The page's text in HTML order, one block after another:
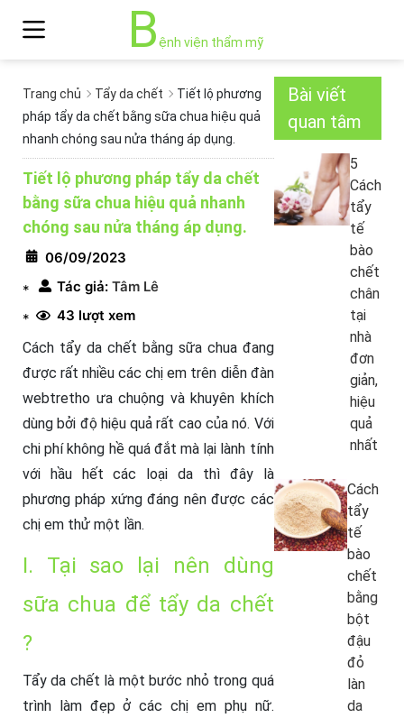
Bệnh viện thẩm mỹ
Trang chủ Tẩy da chết
Tiết lộ phương
pháp tẩy da chết bằng sữa chua hiệu quả
nhanh chóng sau nửa tháng áp dụng.
Tiết lộ phương pháp tẩy da chết
bằng sữa chua hiệu quả nhanh
chóng sau nửa tháng áp dụng.
06/09/2023
*
Tác giả: Tâm Lê
*
43 lượt xem
Cách tẩy da chết bằng sữa chua đang
được rất nhiều các chị em trên diễn đàn
webtretho ưa chuộng và khuyên khích
dùng bởi độ hiệu quả rất cao của nó. Với
chi phí không hề quá đắt mà lại lành tính
với hầu hết các loại da thì đây là
phương pháp xứng đáng nên được các
chị em thử một lần.
I. Tại sao lại nên dùng
sữa chua để tẩy da chết
?
Tẩy da chết là một bước nhỏ trong quá
trình làm đẹp ở các chị em phụ nữ.
Bài viết
quan tâm
5
Cách
tẩy
tế
bào
chết
chân
tại
nhà
đơn
giản,
hiệu
quả
nhất
Cách
tẩy
tế
bào
chết
bằng
bột
đậu
đỏ
làn
da